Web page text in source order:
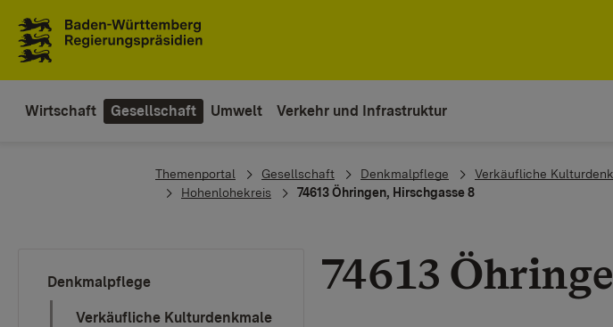
Wirtschaft Gesellschaft Umwelt Verkehr und Infrastruktur
You are here:
Themenportal Gesellschaft Denkmalpflege Verkäufliche
Hohenlohekreis
74613 Öhringen, Hirschgasse 8
Denkmalpflege
Verkäufliche Kulturdenkmale
74613